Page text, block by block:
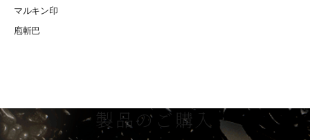
マルキン印
庖斬巴
製品のご購入